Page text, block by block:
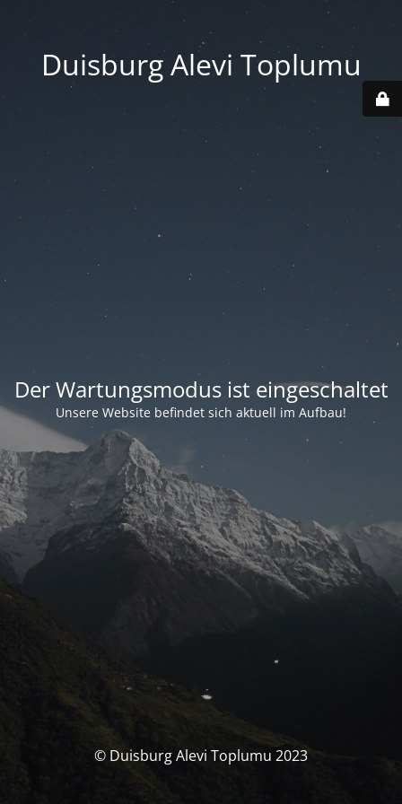
Duisburg Alevi Toplumu
Der Wartungsmodus ist eingeschaltet
Unsere Website befindet sich aktuell im Aufbau!
© Duisburg Alevi Toplumu 2023